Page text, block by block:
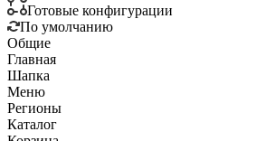
Готовые конфигурации
По умолчанию
Общие
Главная
Шапка
Меню
Регионы
Каталог